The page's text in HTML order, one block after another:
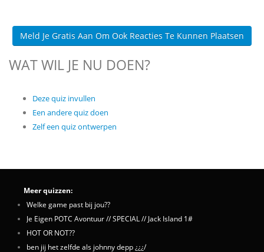
Meld Je Gratis Aan Om Ook Reacties Te Kunnen Plaatsen
WAT WIL JE NU DOEN?
Deze quiz invullen
Een andere quiz doen
Zelf een quiz ontwerpen
Meer quizzen:
Welke game past bij jou??
Je Eigen POTC Avontuur // SPECIAL // Jack Island 1#
HOT OR NOT??
ben jij het zelfde als johnny depp ¿¿¿/